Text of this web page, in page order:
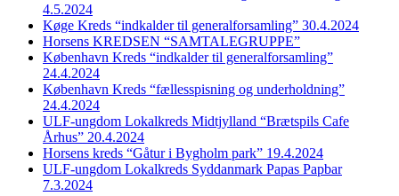
4.5.2024
Køge Kreds “indkalder til generalforsamling” 30.4.2024
Horsens KREDSEN “SAMTALEGRUPPE”
København Kreds “indkalder til generalforsamling”
24.4.2024
København Kreds “fællesspisning og underholdning”
24.4.2024
ULF-ungdom Lokalkreds Midtjylland “Brætspils Cafe
Århus” 20.4.2024
Horsens kreds “Gåtur i Bygholm park” 19.4.2024
ULF-ungdom Lokalkreds Syddanmark Papas Papbar
7.3.2024